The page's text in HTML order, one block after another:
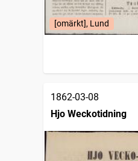
[omärkt], Lund
1862-03-08
Hjo Weckotidning